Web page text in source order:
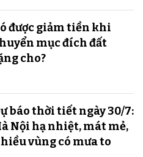
được giảm tiền khi
mục đích đất
cho?
báo thời tiết ngày 30/7:
Nội hạ nhiệt, mát mẻ,
vùng có mưa to